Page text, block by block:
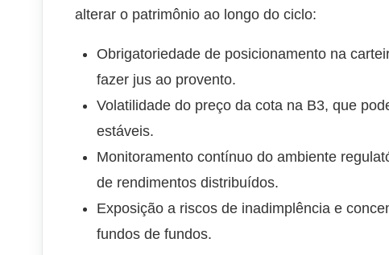
alterar o patrimônio ao longo do ciclo:
Obrigatoriedade de posicionamento na
fazer jus ao provento.
Volatilidade do preço da cota na B3, que
estáveis.
Monitoramento contínuo do ambiente
de rendimentos distribuídos.
Exposição a riscos de inadimplência e
fundos de fundos.